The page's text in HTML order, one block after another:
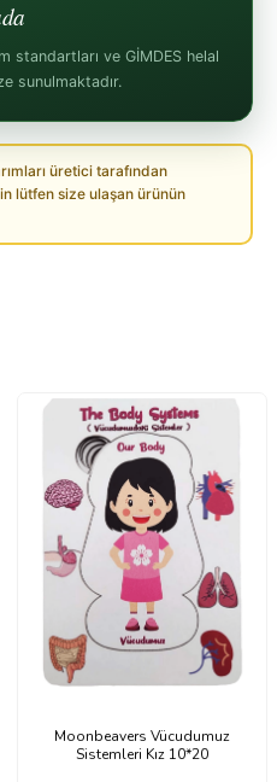
standartları ve GİMDES helal
sunulmaktadır.
üretici tarafından
lütfen size ulaşan ürünün
Moonbeavers Vücudumuz
Sistemleri Kız 10*20